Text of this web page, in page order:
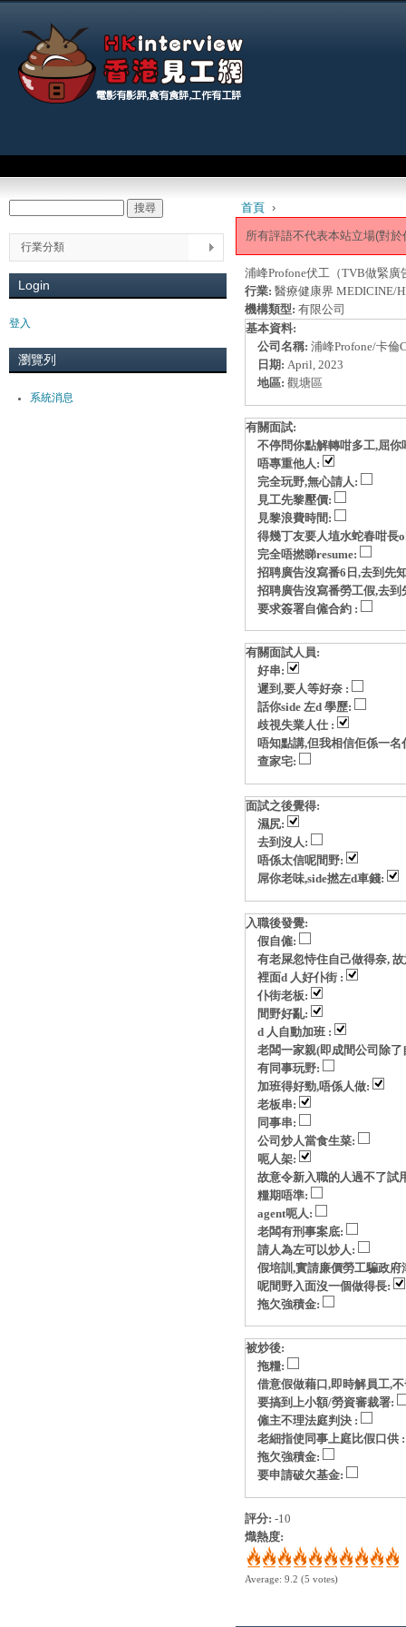
首頁›
所有評語不代表本站立場(對
浦峰Profone伏工（TVB做緊
行業: 醫療健康界 MEDICINE/
機構類型: 有限公司
基本資料:
公司名稱: 浦峰Profone/卡倫
日期: April, 2023
地區: 觀塘區
有關面試:
不停問你點解轉咁多工,屈
唔專重他人:
完全玩野,無心請人:
見工先黎壓價:
見黎浪費時間:
得幾丁友要人埴水蛇春咁長
完全唔撚睇resume:
招聘廣告沒寫番6日,去到先
招聘廣告沒寫番勞工假,去
要求簽署自僱合約 :
有關面試人員:
好串:
遲到,要人等好奈 :
話你side 左d 學歷:
歧視失業人仕 :
唔知點講,但我相信佢係一
查家宅:
面試之後覺得:
濕尻:
去到沒人:
唔係太信呢間野:
屌你老味,side撚左d車錢:
入職後發覺:
假自僱:
有老屎忽恃住自己做得奈,
裡面d 人好仆街 :
仆街老板:
間野好亂:
d 人自動加班 :
老闆一家親(即成間公司除
有同事玩野:
加班得好勁,唔係人做:
老板串:
同事串:
公司炒人當食生菜:
呃人架:
故意令新入職的人過不了試
糧期唔準:
agent呃人:
老闆有刑事案底:
請人為左可以炒人:
假培訓,實請廉價勞工騙政
呢間野入面沒一個做得長:
拖欠強積金:
被炒後:
拖糧:
借意假做藉口,即時解員工,
要搞到上小額/勞資審裁署:
僱主不理法庭判決 :
老細指使同事上庭比假口供
拖欠強積金:
要申請破欠基金:
評分: -10
熾熱度:
Average: 9.2 (5 votes)
行業分類
Login
登入
瀏覽列
系統消息